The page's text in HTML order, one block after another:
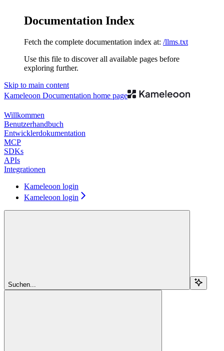
Documentation Index
Fetch the complete documentation index at: /llms.txt
Use this file to discover all available pages before
exploring further.
Skip to main content
Kameleoon Documentation home page
Willkommen
Benutzerhandbuch
Entwicklerdokumentation
MCP
SDKs
APIs
Integrationen
Kameleoon login
Kameleoon login
Suchen...